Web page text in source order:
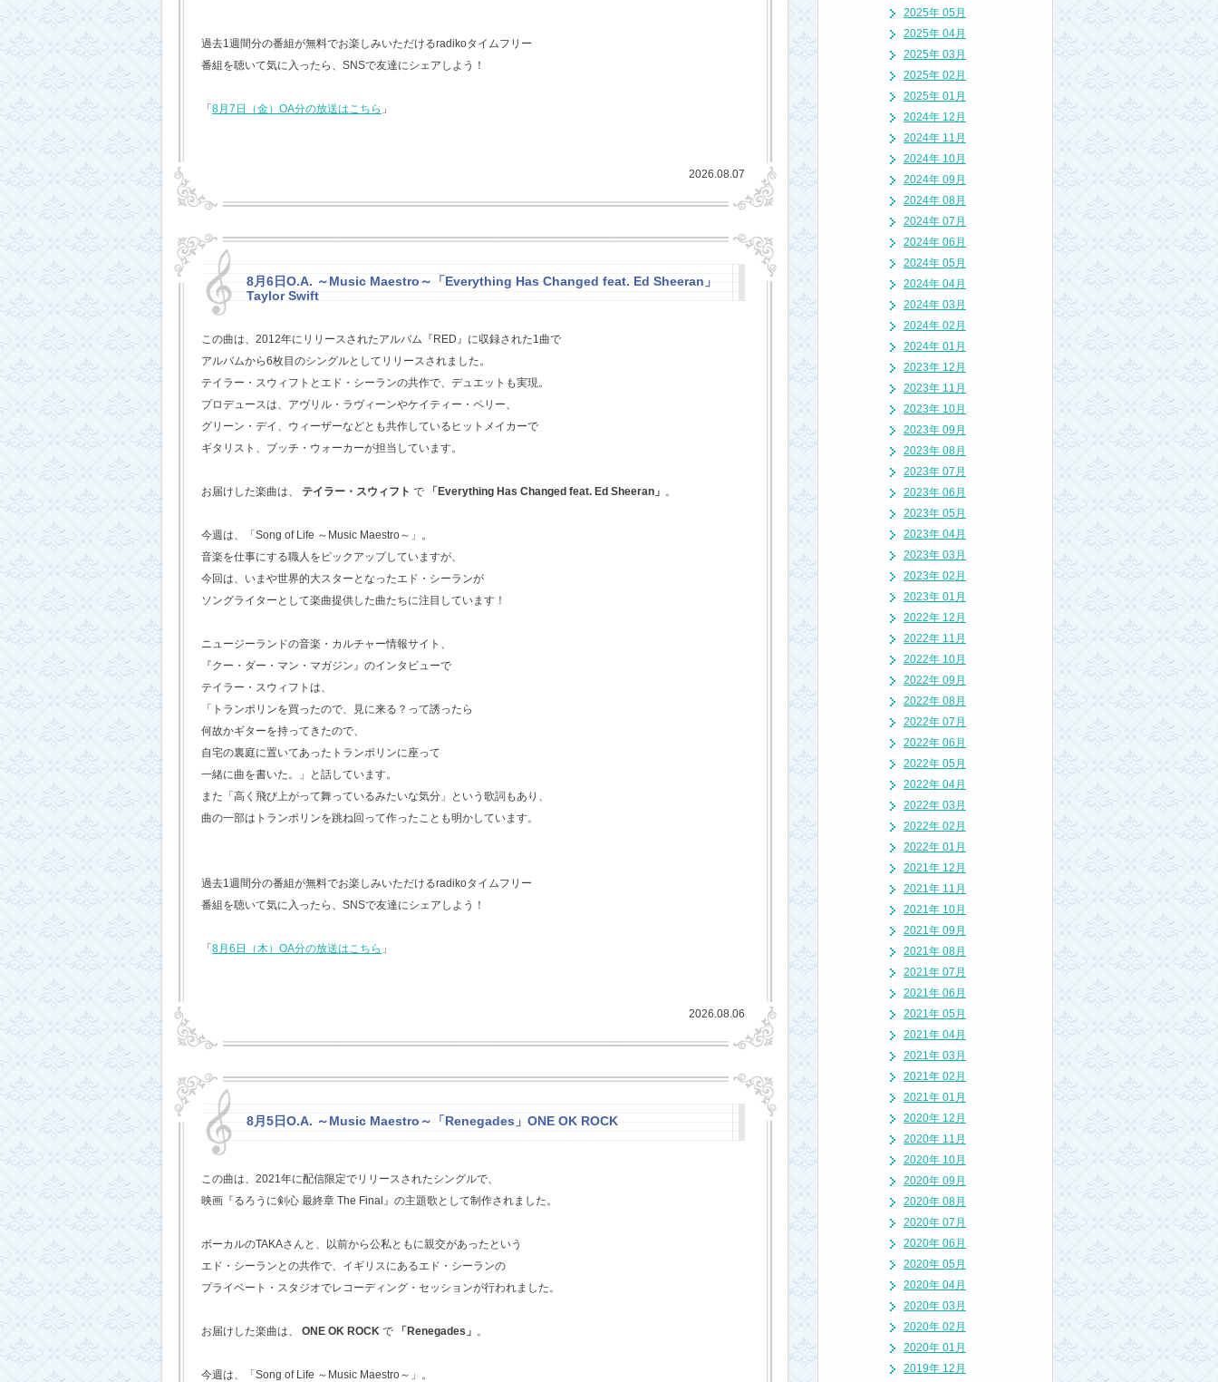
過去1週間分の番組が無料でお楽しみいただけるradikoタイムフリー
番組を聴いて気に入ったら、SNSで友達にシェアしよう！
「 8月7日（金）OA分の放送はこちら 」
2026.08.07
8月6日O.A. ～Music Maestro～「Everything Has Changed feat. Ed Sheeran」
Taylor Swift
この曲は、2012年にリリースされたアルバム『RED』に収録された1曲で
アルバムから6枚目のシングルとしてリリースされました。
テイラー・スウィフトとエド・シーランの共作で、デュエットも実現。
プロデュースは、アヴリル・ラヴィーンやケイティー・ペリー、
グリーン・デイ、ウィーザーなどとも共作しているヒットメイカーで
ギタリスト、ブッチ・ウォーカーが担当しています。
お届けした楽曲は、 テイラー・スウィフト で 「Everything Has Changed feat. Ed Sheeran」 。
今週は、「Song of Life ～Music Maestro～」。
音楽を仕事にする職人をピックアップしていますが、
今回は、いまや世界的大スターとなったエド・シーランが
ソングライターとして楽曲提供した曲たちに注目しています！
ニュージーランドの音楽・カルチャー情報サイト、
『クー・ダー・マン・マガジン』のインタビューで
テイラー・スウィフトは、
「トランポリンを買ったので、見に来る？って誘ったら
何故かギターを持ってきたので、
自宅の裏庭に置いてあったトランポリンに座って
一緒に曲を書いた。」と話しています。
また「高く飛び上がって舞っているみたいな気分」という歌詞もあり、
曲の一部はトランポリンを跳ね回って作ったことも明かしています。
過去1週間分の番組が無料でお楽しみいただけるradikoタイムフリー
番組を聴いて気に入ったら、SNSで友達にシェアしよう！
「 8月6日（木）OA分の放送はこちら 」
2026.08.06
8月5日O.A. ～Music Maestro～「Renegades」ONE OK ROCK
この曲は、2021年に配信限定でリリースされたシングルで、
映画『るろうに剣心 最終章 The Final』の主題歌として制作されました。
ボーカルのTAKAさんと、以前から公私ともに親交があったという
エド・シーランとの共作で、イギリスにあるエド・シーランの
プライベート・スタジオでレコーディング・セッションが行われました。
お届けした楽曲は、 ONE OK ROCK で 「Renegades」 。
今週は、「Song of Life ～Music Maestro～」。
2025年 05月
2025年 04月
2025年 03月
2025年 02月
2025年 01月
2024年 12月
2024年 11月
2024年 10月
2024年 09月
2024年 08月
2024年 07月
2024年 06月
2024年 05月
2024年 04月
2024年 03月
2024年 02月
2024年 01月
2023年 12月
2023年 11月
2023年 10月
2023年 09月
2023年 08月
2023年 07月
2023年 06月
2023年 05月
2023年 04月
2023年 03月
2023年 02月
2023年 01月
2022年 12月
2022年 11月
2022年 10月
2022年 09月
2022年 08月
2022年 07月
2022年 06月
2022年 05月
2022年 04月
2022年 03月
2022年 02月
2022年 01月
2021年 12月
2021年 11月
2021年 10月
2021年 09月
2021年 08月
2021年 07月
2021年 06月
2021年 05月
2021年 04月
2021年 03月
2021年 02月
2021年 01月
2020年 12月
2020年 11月
2020年 10月
2020年 09月
2020年 08月
2020年 07月
2020年 06月
2020年 05月
2020年 04月
2020年 03月
2020年 02月
2020年 01月
2019年 12月